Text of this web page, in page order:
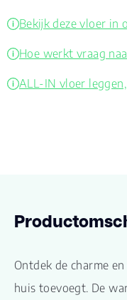
Bekijk deze vloer in
Hoe werkt vraag
ALL-IN vloer
Ontdek de charme
huis toevoegt. De